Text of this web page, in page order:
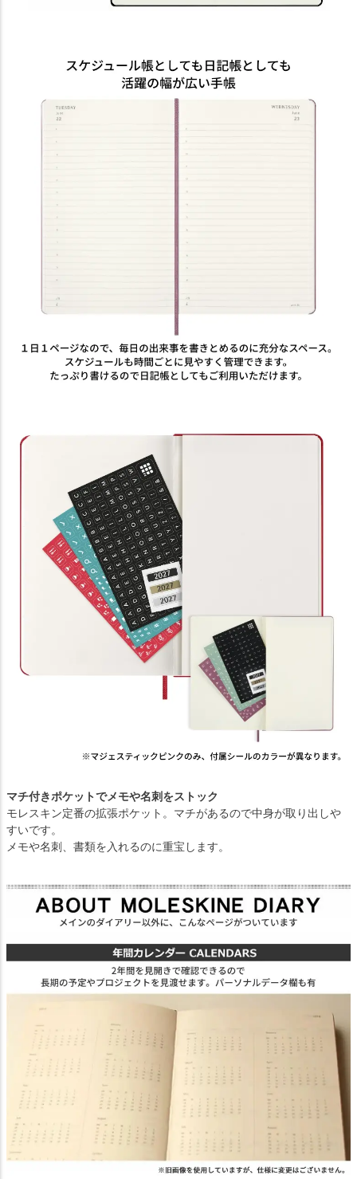
マチ付きポケットでメモや名刺をストック
モレスキン定番の拡張ポケット。マチがあるので中身が取り出しや
すいです。
メモや名刺、書類を入れるのに重宝します。